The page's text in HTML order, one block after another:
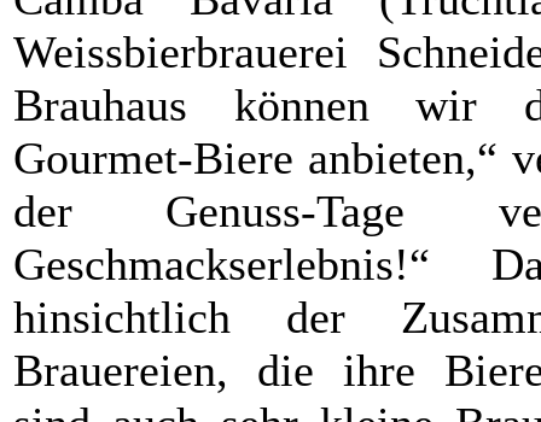
Weissbierbrauerei
Brauhaus können wir
Gourmet-Biere anbieten,“
der Genuss-Tage
Geschmackserlebnis!“
hinsichtlich der
Brauereien, die ihre